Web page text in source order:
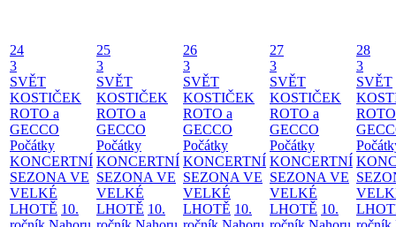
24
3
SVĚT
KOSTIČEK
ROTO a
GECCO
Počátky
KONCERTNÍ
SEZONA VE
VELKÉ
LHOTĚ 10.
25
3
SVĚT
KOSTIČEK
ROTO a
GECCO
Počátky
KONCERTNÍ
SEZONA VE
VELKÉ
LHOTĚ 10.
26
3
SVĚT
KOSTIČEK
ROTO a
GECCO
Počátky
KONCERTNÍ
SEZONA VE
VELKÉ
LHOTĚ 10.
27
3
SVĚT
KOSTIČEK
ROTO a
GECCO
Počátky
KONCERTNÍ
SEZONA VE
VELKÉ
LHOTĚ 10.
28
3
SVĚT